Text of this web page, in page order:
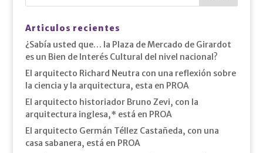
Articulos recientes
¿Sabía usted que… la Plaza de Mercado de Girardot
es un Bien de Interés Cultural del nivel nacional?
El arquitecto Richard Neutra con una reflexión sobre
la ciencia y la arquitectura, esta en PROA
El arquitecto historiador Bruno Zevi, con la
arquitectura inglesa,* está en PROA
El arquitecto Germán Téllez Castañeda, con una
casa sabanera, está en PROA